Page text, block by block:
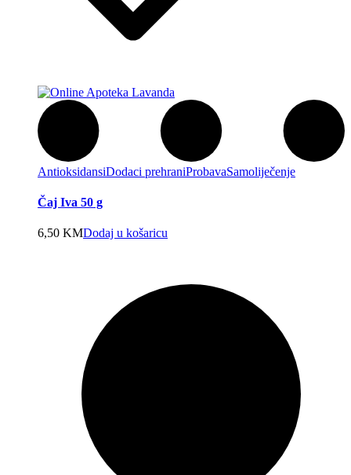
AntioksidansiDodaci prehraniProbavaSamoliječenje
Čaj Iva 50 g
6,50 KMDodaj u košaricu